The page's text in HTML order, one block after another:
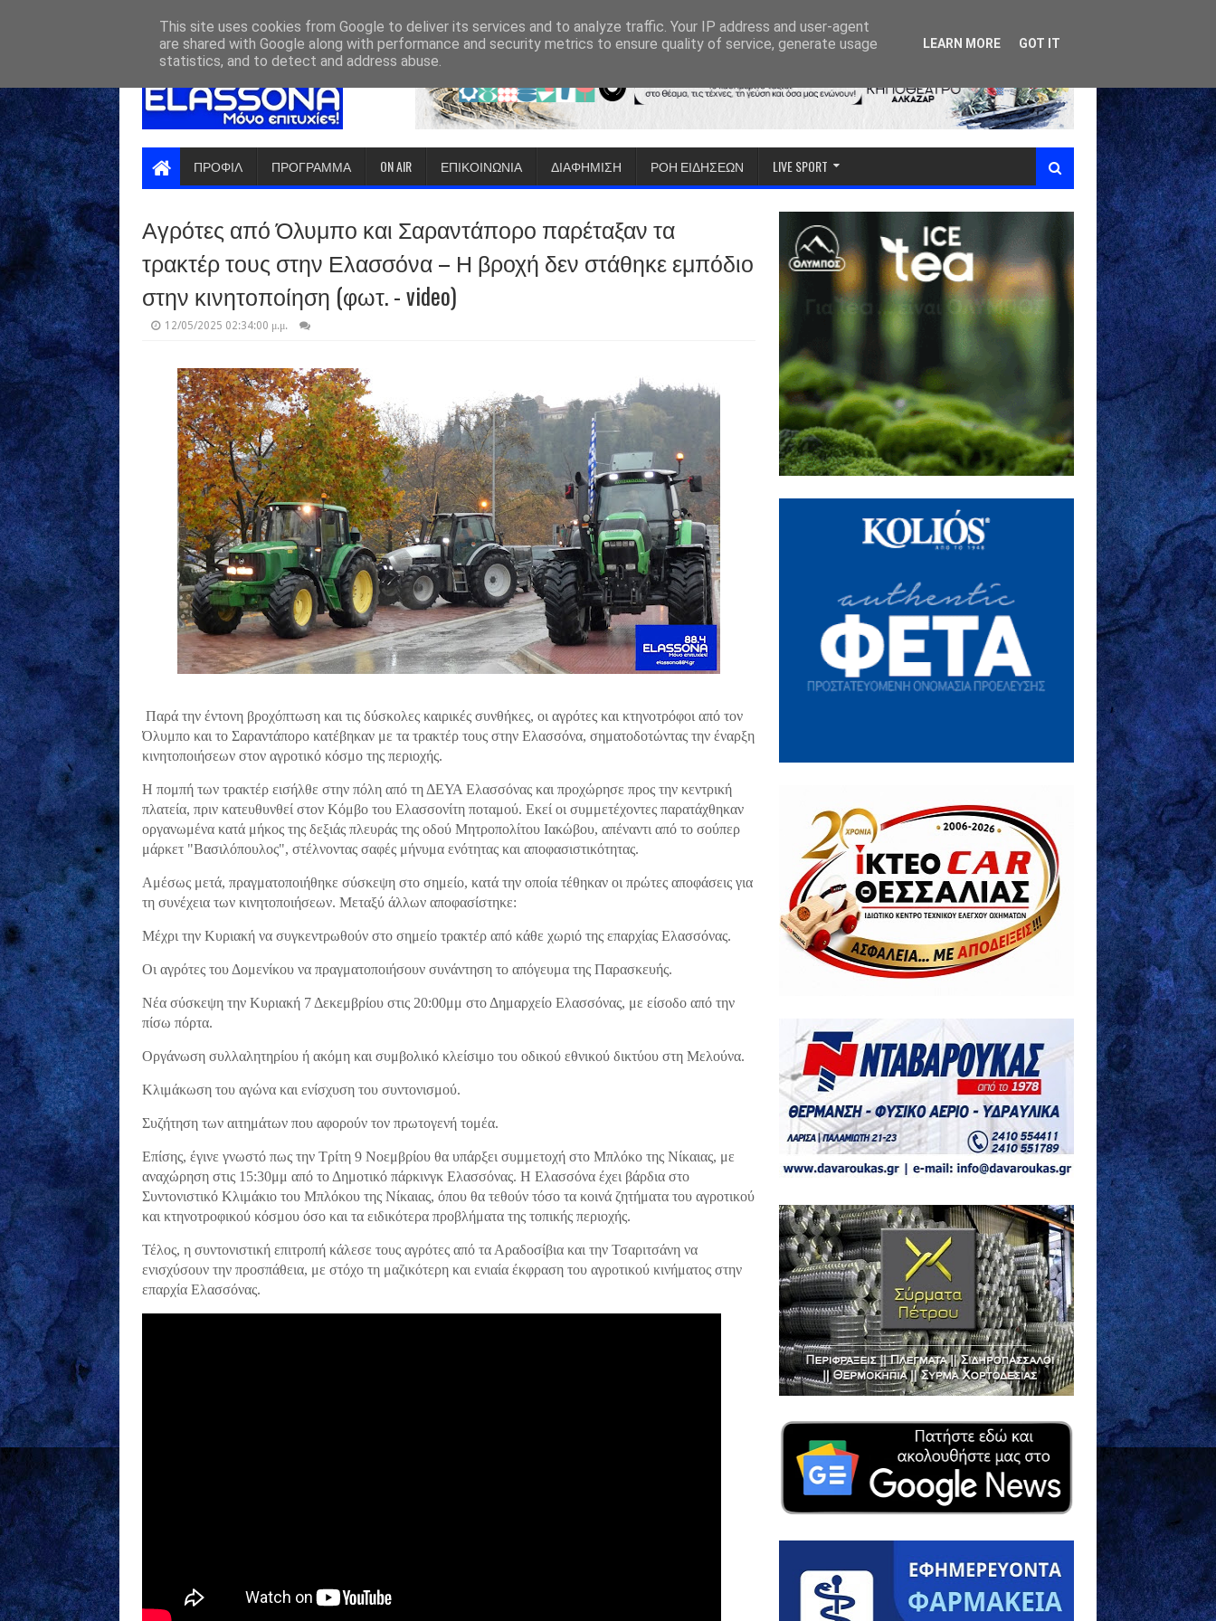
ΠΡΟΦΙΛ ΠΡΟΓΡΑΜΜΑ ON AIR ΕΠΙΚΟΙΝΩΝΙΑ ΔΙΑΦΗΜΙΣΗ ΡΟΗ ΕΙΔΗΣΕΩΝ LIVE SPORT
Αγρότες από Όλυμπο και Σαραντάπορο παρέταξαν τα
τρακτέρ τους στην Ελασσόνα – Η βροχή δεν στάθηκε εμπόδιο
στην κινητοποίηση (φωτ. - video)
12/05/2025 02:34:00 μ.μ.
Παρά την έντονη βροχόπτωση και τις δύσκολες καιρικές συνθήκες, οι αγρότες και κτηνοτρόφοι από τον
Όλυμπο και το Σαραντάπορο κατέβηκαν με τα τρακτέρ τους στην Ελασσόνα, σηματοδοτώντας την έναρξη
κινητοποιήσεων στον αγροτικό κόσμο της περιοχής.
Η πομπή των τρακτέρ εισήλθε στην πόλη από τη ΔΕΥΑ Ελασσόνας και προχώρησε προς την κεντρική
πλατεία, πριν κατευθυνθεί στον Κόμβο του Ελασσονίτη ποταμού . Εκεί οι συμμετέχοντες παρατάχθηκαν
οργανωμένα κατά μήκος της δεξιάς πλευράς της οδού Μητροπολίτου Ιακώβου , απέναντι από το σούπερ
μάρκετ "Βασιλόπουλος" , στέλνοντας σαφές μήνυμα ενότητας και αποφασιστικότητας.
Αμέσως μετά, πραγματοποιήθηκε σύσκεψη στο σημείο, κατά την οποία τέθηκαν οι πρώτες αποφάσεις για
τη συνέχεια των κινητοποιήσεων. Μεταξύ άλλων αποφασίστηκε:
Μέχρι την Κυριακή να συγκεντρωθούν στο σημείο τρακτέρ από κάθε χωριό της επαρχίας Ελασσόνας.
Οι αγρότες του Δομενίκου να πραγματοποιήσουν συνάντηση το απόγευμα της Παρασκευής.
Νέα σύσκεψη την Κυριακή 7 Δεκεμβρίου στις 20:00μμ στο Δημαρχείο Ελασσόνας , με είσοδο από την
πίσω πόρτα.
Οργάνωση συλλαλητηρίου ή ακόμη και συμβολικό κλείσιμο του οδικού εθνικού δικτύου στη Μελούνα .
Κλιμάκωση του αγώνα και ενίσχυση του συντονισμού.
Συζήτηση των αιτημάτων που αφορούν τον πρωτογενή τομέα .
Επίσης, έγινε γνωστό πως την Τρίτη 9 Νοεμβρίου θα υπάρξει συμμετοχή στο Μπλόκο της Νίκαιας , με
αναχώρηση στις 15:30μμ από το Δημοτικό πάρκινγκ Ελασσόνας . Η Ελασσόνα έχει βάρδια στο
Συντονιστικό Κλιμάκιο του Μπλόκου της Νίκαιας , όπου θα τεθούν τόσο τα κοινά ζητήματα του αγροτικού
και κτηνοτροφικού κόσμου όσο και τα ειδικότερα προβλήματα της τοπικής περιοχής.
Τέλος, η συντονιστική επιτροπή κάλεσε τους αγρότες από τα Αραδοσίβια και την Τσαριτσάνη να
ενισχύσουν την προσπάθεια, με στόχο τη μαζικότερη και ενιαία έκφραση του αγροτικού κινήματος στην
επαρχία Ελασσόνας.
This site uses cookies from Google to deliver its services and to analyze traffic. Your IP address and user-agent
are shared with Google along with performance and security metrics to ensure quality of service, generate usage
statistics, and to detect and address abuse.
LEARN MORE GOT IT